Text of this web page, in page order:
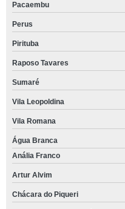
Pacaembu
Perus
Pirituba
Raposo Tavares
Sumaré
Vila Leopoldina
Vila Romana
Água Branca
Anália Franco
Artur Alvim
Chácara do Piqueri